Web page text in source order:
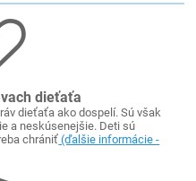
dieťaťa
dieťaťa ako dospelí. Sú však
a neskúsenejšie. Deti sú
chrániť (ďalšie informácie -